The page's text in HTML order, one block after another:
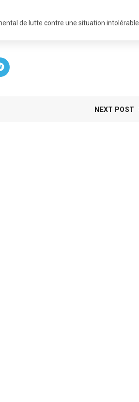
de lutte contre une situation intolérable.
NEXT POST